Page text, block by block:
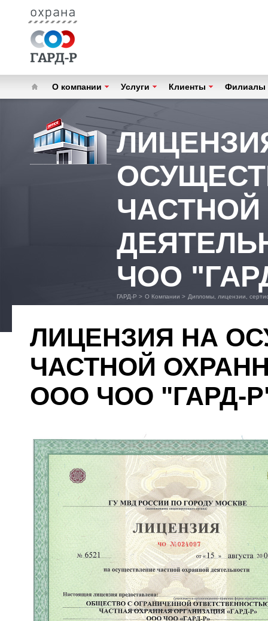
О компании Услуги Клиенты Филиалы
ЧОО
ГАРД-Р > О Компании > Дипломы, лицензии,
ЛИЦЕНЗИЯ НА
ЧАСТНОЙ
ООО ЧОО "ГАРД-